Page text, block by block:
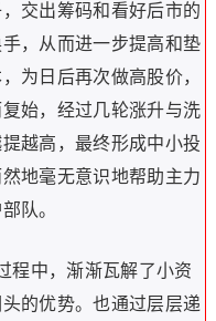
交出筹码和看好后市的
，从而进一步提高和垫
为日后再次做高股价，
始，经过几轮涨升与洗
越高，最终形成中小投
地毫无意识地帮助主力
队。
程中，渐渐瓦解了小资
的优势。也通过层层递